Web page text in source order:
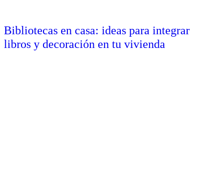
Bibliotecas en casa: ideas para integrar
libros y decoración en tu vivienda